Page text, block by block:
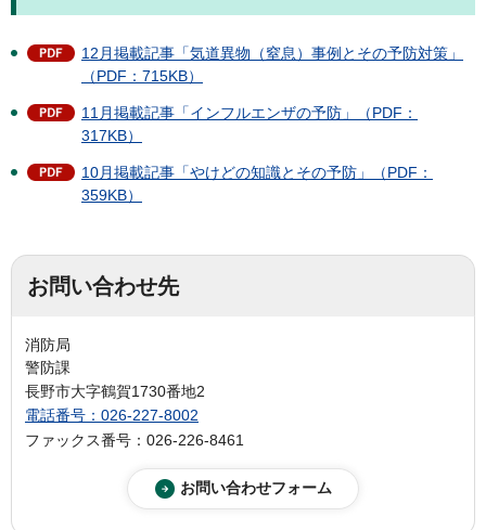
12月掲載記事「気道異物（窒息）事例とその予防対策」
（PDF：715KB）
11月掲載記事「インフルエンザの予防」（PDF：
317KB）
10月掲載記事「やけどの知識とその予防」（PDF：
359KB）
お問い合わせ先
消防局
警防課
長野市大字鶴賀1730番地2
電話番号：026-227-8002
ファックス番号：026-226-8461